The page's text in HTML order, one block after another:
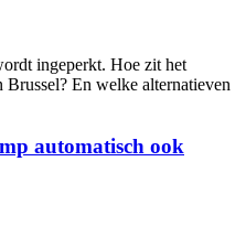
ingeperkt. Hoe zit het
En welke alternatieven
automatisch ook